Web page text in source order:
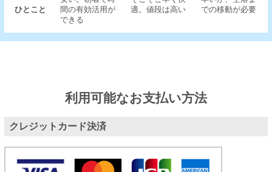
ひとこと
間の有効活用が
できる
適。値段は高い
での移動が必要
利用可能なお支払い方法
クレジットカード決済